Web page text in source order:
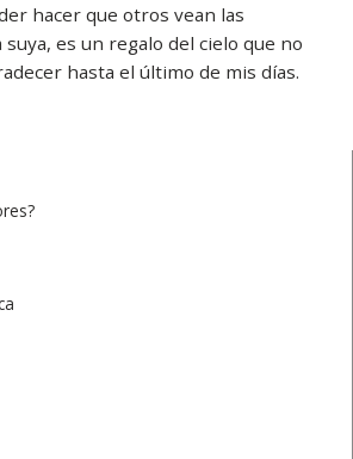
hacer que otros vean las
es un regalo del cielo que no
hasta el último de mis días.